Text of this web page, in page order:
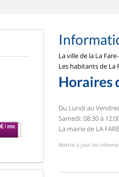
La ville de la La
Les habitants de La
Horaires
Du Lundi au
Samedi: 08:30 à
La mairie de LA
Mettre à jour les